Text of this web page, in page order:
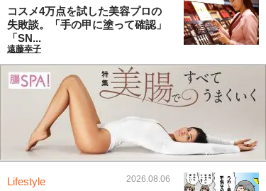
コスメ4万点を試した美容プロの
失敗談。「手の甲に塗って確認」
「SN...
遠藤幸子
Lifestyle 2026.08.06